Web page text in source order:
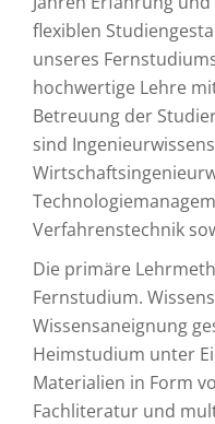
flexiblen
unseres
hochwertige Lehre
Betreuung der
sind
Verfahrenstechnik
Die primäre
Fernstudium.
Wissensaneignung
Heimstudium unter
Materialien in Form
Fachliteratur und